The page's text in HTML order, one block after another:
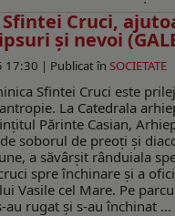
Cruci,
şi nevoi
17:30 | Publicat în SOCIETATE
Sfintei Cruci este
La Catedrala
Părinte Casian,
soborul de preoţi şi
a săvârşit rânduiala
spre închinare şi a
Vasile cel Mare. Pe
rugat şi s-au închinat ...